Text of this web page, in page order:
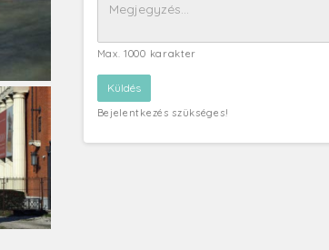
Max. 1000 karakter
Bejelentkezés szükséges!